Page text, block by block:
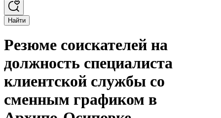
Найти
Резюме соискателей на
должность специалиста
клиентской службы со
сменным графиком в